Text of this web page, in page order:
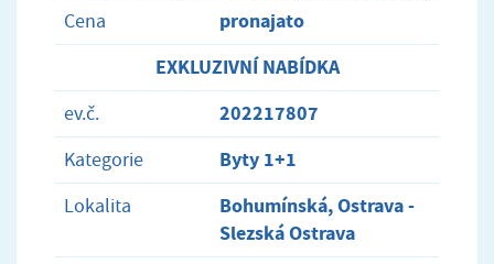
Cena
pronajato
EXKLUZIVNÍ NABÍDKA
ev.č. 202217807
Kategorie Byty 1+1
Lokalita
Bohumínská, Ostrava -
Slezská Ostrava